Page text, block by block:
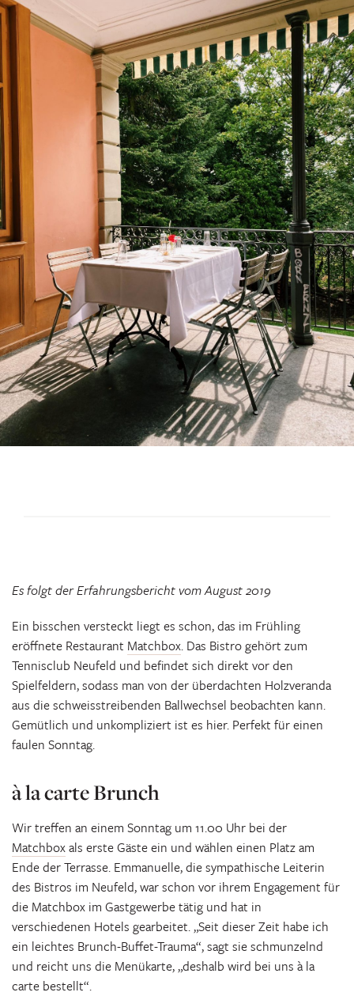
Es folgt der Erfahrungsbericht vom August 2019
Ein bisschen versteckt liegt es schon, das im Frühling
eröffnete Restaurant Matchbox. Das Bistro gehört zum
Tennisclub Neufeld und befindet sich direkt vor den
Spielfeldern, sodass man von der überdachten Holzveranda
aus die schweisstreibenden Ballwechsel beobachten kann.
Gemütlich und unkompliziert ist es hier. Perfekt für einen
faulen Sonntag.
à la carte Brunch
Wir treffen an einem Sonntag um 11.00 Uhr bei der
Matchboxals erste Gäste ein und wählen einen Platz am
Ende der Terrasse. Emmanuelle, die sympathische Leiterin
des Bistros im Neufeld, war schon vor ihrem Engagement für
die Matchbox im Gastgewerbe tätig und hat in
verschiedenen Hotels gearbeitet. „Seit dieser Zeit habe ich
ein leichtes Brunch-Buffet-Trauma“, sagt sie schmunzelnd
und reicht uns die Menükarte, „deshalb wird bei uns à la
carte bestellt“.